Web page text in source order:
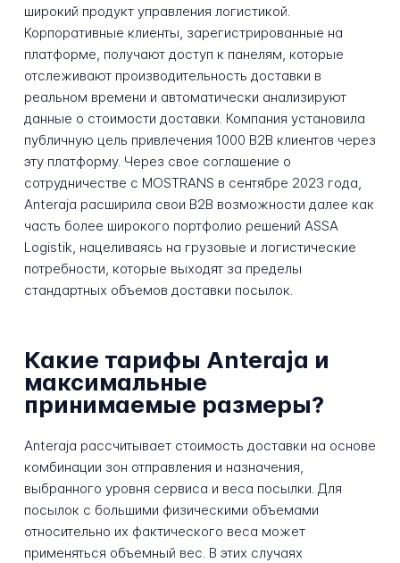
широкий продукт управления логистикой.
Корпоративные клиенты, зарегистрированные на
платформе, получают доступ к панелям, которые
отслеживают производительность доставки в
реальном времени и автоматически анализируют
данные о стоимости доставки. Компания установила
публичную цель привлечения 1000 B2B клиентов через
эту платформу. Через свое соглашение о
сотрудничестве с MOSTRANS в сентябре 2023 года,
Anteraja расширила свои B2B возможности далее как
часть более широкого портфолио решений ASSA
Logistik, нацеливаясь на грузовые и логистические
потребности, которые выходят за пределы
стандартных объемов доставки посылок.
Какие тарифы Anteraja и
максимальные
принимаемые размеры?
Anteraja рассчитывает стоимость доставки на основе
комбинации зон отправления и назначения,
выбранного уровня сервиса и веса посылки. Для
посылок с большими физическими объемами
относительно их фактического веса может
применяться объемный вес. В этих случаях